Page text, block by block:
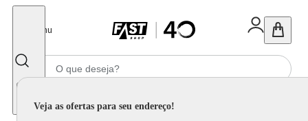
Menu
Veja as ofertas para seu endereço!